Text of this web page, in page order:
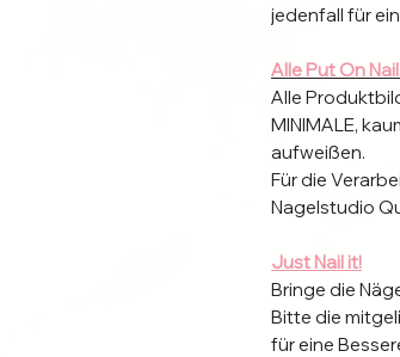
jedenfall für
Alle Put On
Alle
MINIMALE,
aufweißen.
Für die
Nagelstudio
Just Nail it!
Bringe die
Bitte die
für eine